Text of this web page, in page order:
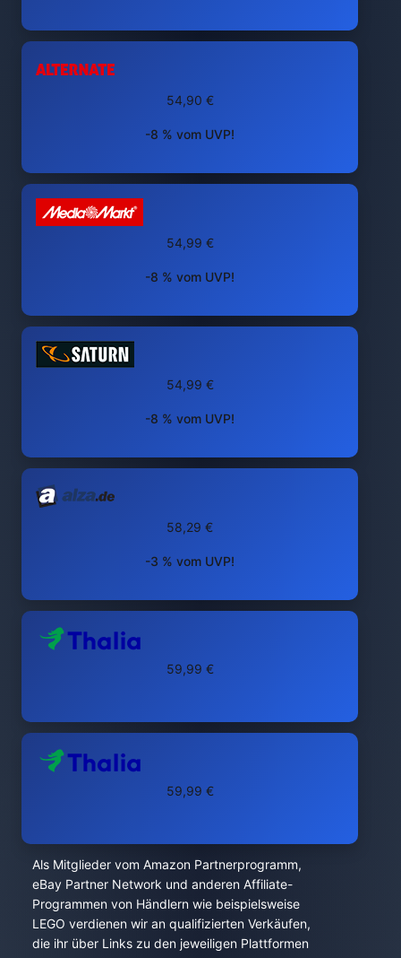
54,90 €
-8 % vom UVP!
54,99 €
-8 % vom UVP!
54,99 €
-8 % vom UVP!
58,29 €
-3 % vom UVP!
59,99 €
59,99 €
Als Mitglieder vom Amazon Partnerprogramm,
eBay Partner Network und anderen Affiliate-
Programmen von Händlern wie beispielsweise
LEGO verdienen wir an qualifizierten Verkäufen,
die ihr über Links zu den jeweiligen Plattformen